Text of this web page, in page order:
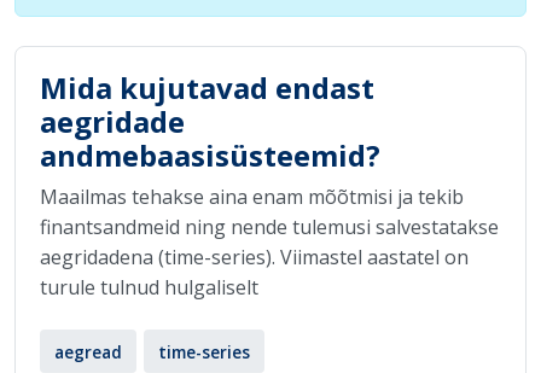
Mida kujutavad endast
aegridade
andmebaasisüsteemid?
Maailmas tehakse aina enam mõõtmisi ja tekib
finantsandmeid ning nende tulemusi salvestatakse
aegridadena (time-series). Viimastel aastatel on
turule tulnud hulgaliselt
aegread time-series